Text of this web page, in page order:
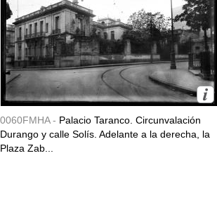
0060FMHA - Palacio Taranco. Circunvalación
Durango y calle Solís. Adelante a la derecha, la
Plaza Zab...